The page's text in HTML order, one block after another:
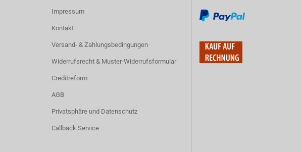
Impressum
Kontakt
Versand- & Zahlungsbedingungen
Widerrufsrecht & Muster-Widerrufsformular
Creditreform
AGB
Privatsphäre und Datenschutz
Callback Service